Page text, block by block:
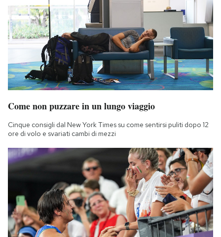
Come non puzzare in un lungo viaggio
Cinque consigli dal New York Times su come sentirsi puliti dopo 12
ore di volo e svariati cambi di mezzi